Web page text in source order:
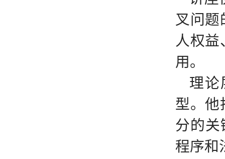
叉问题
人权
用。
理论
型。他
分的关
程序和